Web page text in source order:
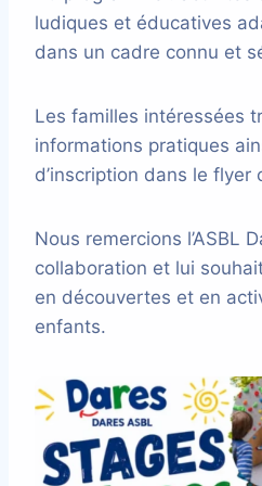
ludiques et éducatives
dans un cadre connu et
Les familles intéressées
informations pratiques
d’inscription dans le flyer
Nous remercions l’ASBL
collaboration et lui
en découvertes et en
enfants.